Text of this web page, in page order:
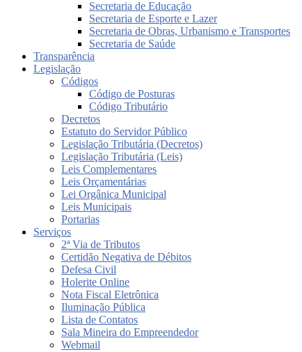
Secretaria de Educação
Secretaria de Esporte e Lazer
Secretaria de Obras, Urbanismo e Transportes
Secretaria de Saúde
Transparência
Legislação
Códigos
Código de Posturas
Código Tributário
Decretos
Estatuto do Servidor Público
Legislação Tributária (Decretos)
Legislação Tributária (Leis)
Leis Complementares
Leis Orçamentárias
Lei Orgânica Municipal
Leis Municipais
Portarias
Serviços
2ª Via de Tributos
Certidão Negativa de Débitos
Defesa Civil
Holerite Online
Nota Fiscal Eletrônica
Iluminação Pública
Lista de Contatos
Sala Mineira do Empreendedor
Webmail